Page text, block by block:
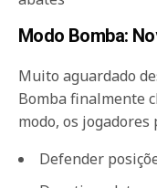
Modo Bomba:
Muito aguardado
Bomba finalmente
modo, os
Defender